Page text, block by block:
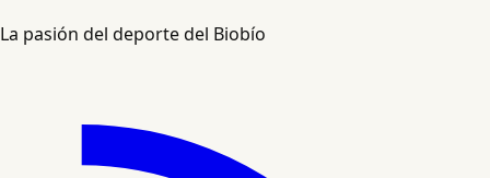
La pasión del deporte del Biobío